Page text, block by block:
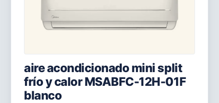
aire acondicionado mini split
frío y calor MSABFC-12H-01F
blanco